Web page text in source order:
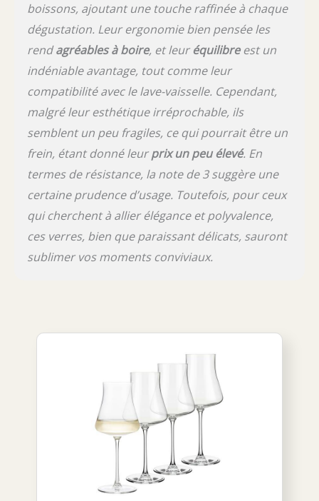
boissons, ajoutant une touche raffinée à chaque
dégustation. Leur ergonomie bien pensée les
rendagréables à boire, et leuréquilibreest un
indéniable avantage, tout comme leur
compatibilité avec le lave-vaisselle. Cependant,
malgré leur esthétique irréprochable, ils
semblent un peu fragiles, ce qui pourrait être un
frein, étant donné leurprix un peu élevé. En
termes de résistance, la note de 3 suggère une
certaine prudence d’usage. Toutefois, pour ceux
qui cherchent à allier élégance et polyvalence,
ces verres, bien que paraissant délicats, sauront
sublimer vos moments conviviaux.